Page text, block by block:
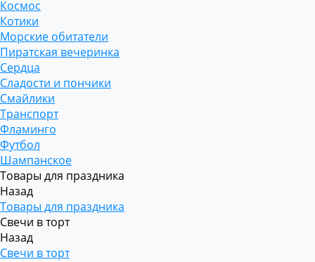
Космос
Котики
Морские обитатели
Пиратская вечеринка
Сердца
Сладости и пончики
Смайлики
Транспорт
Фламинго
Футбол
Шампанское
Товары для праздника
Назад
Товары для праздника
Свечи в торт
Назад
Свечи в торт